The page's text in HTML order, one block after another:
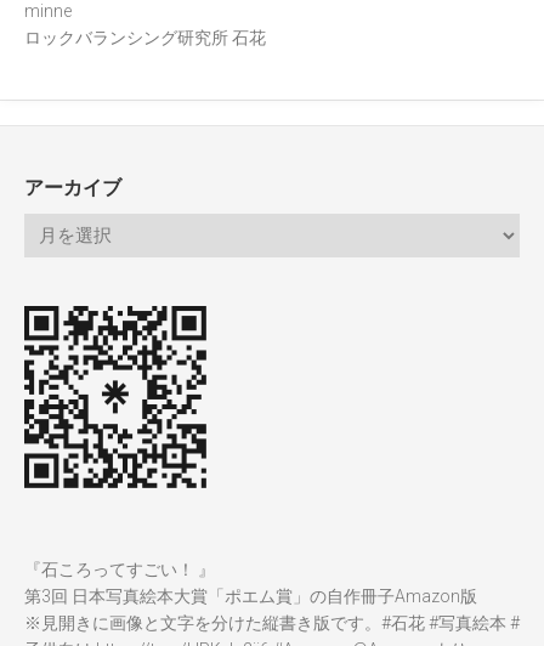
minne
ロックバランシング研究所 石花
アーカイブ
『石ころってすごい！ 』
第3回 日本写真絵本大賞「ポエム賞」の自作冊子Amazon版
※見開きに画像と文字を分けた縦書き版です。 #石花#写真絵本 #